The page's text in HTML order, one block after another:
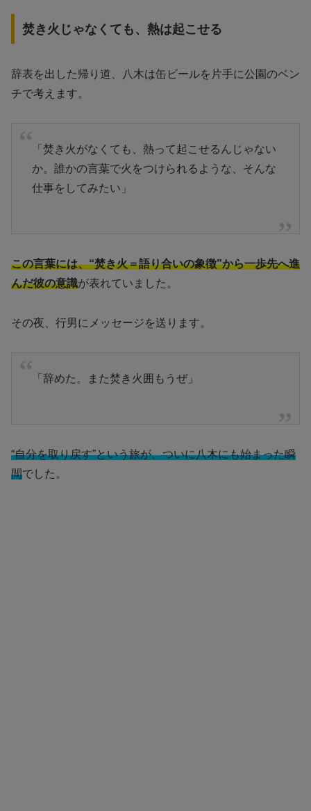
焚き火じゃなくても、熱は起こせる
辞表を出した帰り道、八木は缶ビールを片手に公園のベン
チで考えます。
「焚き火がなくても、熱って起こせるんじゃない
か。誰かの言葉で火をつけられるような、そんな
仕事をしてみたい」
この言葉には、“焚き火＝語り合いの象徴”から一歩先へ進
んだ彼の意識が表れていました。
その夜、行男にメッセージを送ります。
「辞めた。また焚き火囲もうぜ」
“自分を取り戻す”という旅が、ついに八木にも始まった瞬
間でした。